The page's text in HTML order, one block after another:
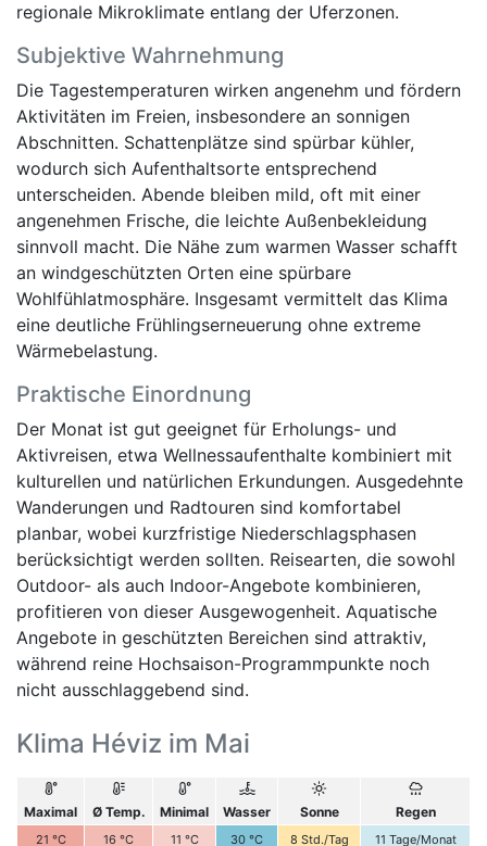
regionale Mikroklimate entlang der Uferzonen.
Subjektive Wahrnehmung
Die Tagestemperaturen wirken angenehm und fördern
Aktivitäten im Freien, insbesondere an sonnigen
Abschnitten. Schattenplätze sind spürbar kühler,
wodurch sich Aufenthaltsorte entsprechend
unterscheiden. Abende bleiben mild, oft mit einer
angenehmen Frische, die leichte Außenbekleidung
sinnvoll macht. Die Nähe zum warmen Wasser schafft
an windgeschützten Orten eine spürbare
Wohlfühlatmosphäre. Insgesamt vermittelt das Klima
eine deutliche Frühlingserneuerung ohne extreme
Wärmebelastung.
Praktische Einordnung
Der Monat ist gut geeignet für Erholungs- und
Aktivreisen, etwa Wellnessaufenthalte kombiniert mit
kulturellen und natürlichen Erkundungen. Ausgedehnte
Wanderungen und Radtouren sind komfortabel
planbar, wobei kurzfristige Niederschlagsphasen
berücksichtigt werden sollten. Reisearten, die sowohl
Outdoor- als auch Indoor-Angebote kombinieren,
profitieren von dieser Ausgewogenheit. Aquatische
Angebote in geschützten Bereichen sind attraktiv,
während reine Hochsaison-Programmpunkte noch
nicht ausschlaggebend sind.
Klima Héviz im Mai
Maximal Ø Temp. Minimal Wasser Sonne Regen
21 °C 16 °C 11 °C 30 °C 8 Std./Tag 11 Tage/Monat